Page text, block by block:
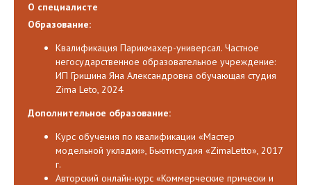
О специалисте
Образование:
Квалификация Парикмахер-универсал. Частное
негосударственное образовательное учреждение:
ИП Гришина Яна Александровна обучающая студия
Zima Leto, 2024
Дополнительное образование:
Курс обучения по квалификации «Мастер
модельной укладки», Бьютистудия «ZimaLetto», 2017
г.
Авторский онлайн-курс «Коммерческие прически и